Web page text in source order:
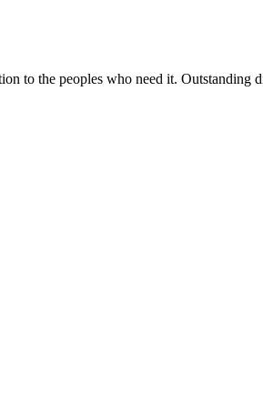
to the peoples who need it.